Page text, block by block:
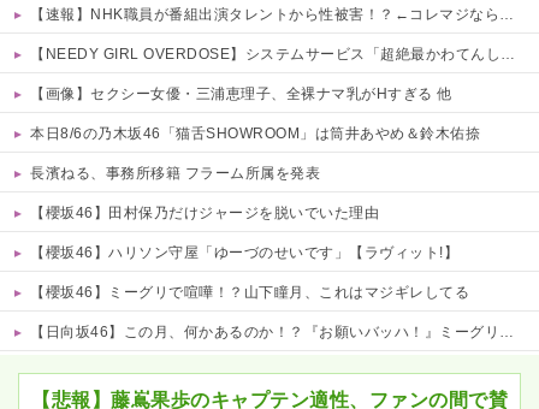
【速報】NHK職員が番組出演タレントから性被害！？←コレマジならヤバくねーか？
【NEEDY GIRL OVERDOSE】システムサービス「超絶最かわてんしちゃん」プライズフィギュア【彩色原型公開】
【画像】セクシー女優・三浦恵理子、全裸ナマ乳がHすぎる 他
本日8/6の乃木坂46「猫舌SHOWROOM」は筒井あやめ＆鈴木佑捺
長濱ねる、事務所移籍 フラーム所属を発表
【櫻坂46】田村保乃だけジャージを脱いでいた理由
【櫻坂46】ハリソン守屋「ゆーづのせいです」【ラヴィット!】
【櫻坂46】ミーグリで喧嘩！？山下瞳月、これはマジギレしてる
【日向坂46】この月、何かあるのか！？『お願いバッハ！』ミーグリ日程がこちら
【悲報】藤嶌果歩のキャプテン適性、ファンの間で賛